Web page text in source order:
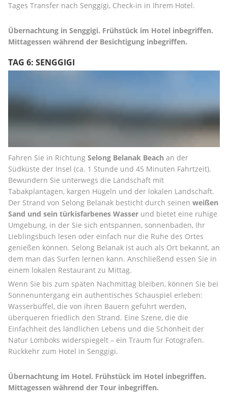
Tages Transfer nach Senggigi, Check-in in Ihrem Hotel.
Übernachtung in Senggigi. Frühstück im Hotel inbegriffen.
Mittagessen während der Besichtigung inbegriffen.
TAG 6: SENGGIGI
Fahren Sie in Richtung Selong Belanak Beach an der
Südküste der Insel (ca. 1 Stunde und 45 Minuten Fahrtzeit).
Bewundern Sie unterwegs die Landschaft mit
Tabakplantagen, kargen Hügeln und der lokalen Landschaft.
Der Strand von Selong Belanak besticht durch seinen weißen
Sand und sein türkisfarbenes Wasser und bietet eine ruhige
Umgebung, in der Sie sich entspannen, sonnenbaden, Ihr
Lieblingsbuch lesen oder einfach nur die Ruhe des Ortes
genießen können. Selong Belanak ist auch als Ort bekannt, an
dem man das Surfen lernen kann. Anschließend essen Sie in
einem lokalen Restaurant zu Mittag.
Wenn Sie bis zum späten Nachmittag bleiben, können Sie bei
Sonnenuntergang ein authentisches Schauspiel erleben:
Wasserbüffel, die von ihren Bauern geführt werden,
überqueren friedlich den Strand. Eine Szene, die die
Einfachheit des ländlichen Lebens und die Schönheit der
Natur Lomboks widerspiegelt – ein Traum für Fotografen.
Rückkehr zum Hotel in Senggigi.
Übernachtung im Hotel. Frühstück im Hotel inbegriffen.
Mittagessen während der Tour inbegriffen.